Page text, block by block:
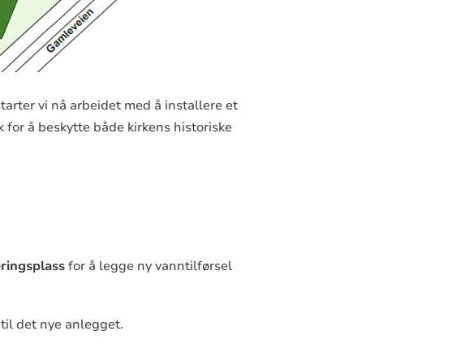
vi nå arbeidet med å installere et
å beskytte både kirkens historiske
for å legge ny vanntilførsel
det nye anlegget.